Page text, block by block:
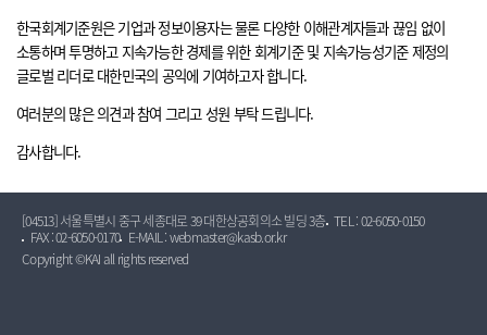
한국회계기준원은 기업과 정보이용자는 물론 다양한 이해관계자들과 끊임 없이
소통하며 투명하고 지속가능한 경제를 위한 회계기준 및 지속가능성기준 제정의
글로벌 리더로 대한민국의 공익에 기여하고자 합니다.
여러분의 많은 의견과 참여 그리고 성원 부탁 드립니다.
감사합니다.
[04513] 서울특별시 중구 세종대로 39 대한상공회의소 빌딩 3층 TEL : 02-6050-0150
FAX : 02-6050-0170
E-MAIL : webmaster@kasb.or.kr
Copyright ©KAI all rights reserved